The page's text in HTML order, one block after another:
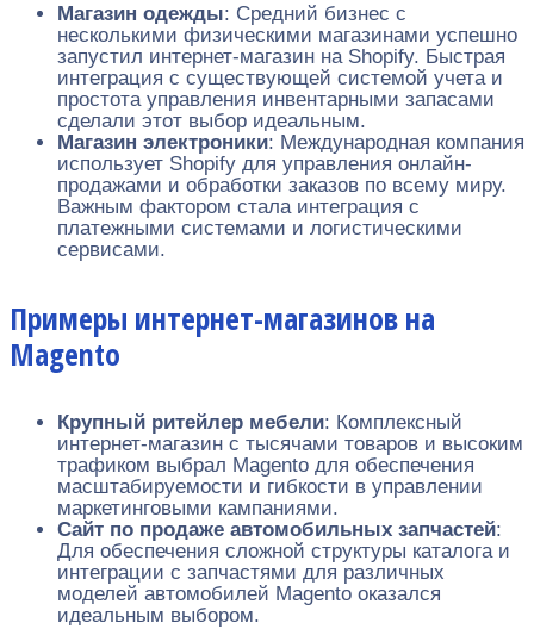
Магазин одежды: Средний бизнес с
несколькими физическими магазинами успешно
запустил интернет-магазин на Shopify. Быстрая
интеграция с существующей системой учета и
простота управления инвентарными запасами
сделали этот выбор идеальным.
Магазин электроники: Международная компания
использует Shopify для управления онлайн-
продажами и обработки заказов по всему миру.
Важным фактором стала интеграция с
платежными системами и логистическими
сервисами.
Примеры интернет-магазинов на
Magento
Крупный ритейлер мебели: Комплексный
интернет-магазин с тысячами товаров и высоким
трафиком выбрал Magento для обеспечения
масштабируемости и гибкости в управлении
маркетинговыми кампаниями.
Сайт по продаже автомобильных запчастей:
Для обеспечения сложной структуры каталога и
интеграции с запчастями для различных
моделей автомобилей Magento оказался
идеальным выбором.